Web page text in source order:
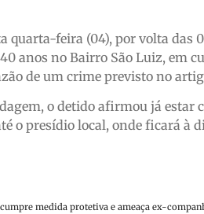
quarta-feira (04), por volta das
anos no Bairro São Luiz, em
de um crime previsto no
o detido afirmou já estar
o presídio local, onde ficará à